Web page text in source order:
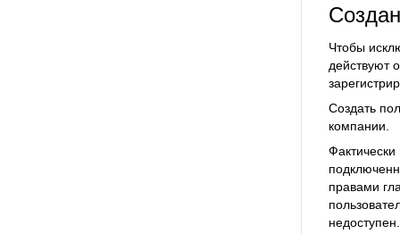
Чтобы
действуют
Создать
компании.
правами
недоступен.